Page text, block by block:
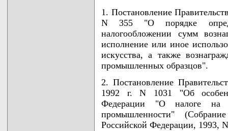
1. Постановление
N 355 "О порядке
налогообложении сумм
исполнение или иное
искусства, а также
промышленных образцов".
2. Постановление
1992 г. N 1031 "Об
Федерации "О налоге на
промышленности"
Российской Федерации, 1993,